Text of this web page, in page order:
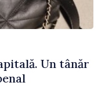
Un tânăr